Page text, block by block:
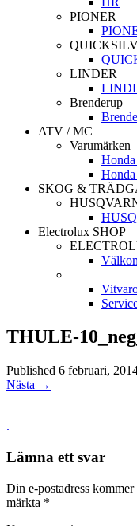
PIONER
LINDER
Brenderup
ATV / MC
Varumärken
SKOG &
Electrolux SHOP
THULE-
Published 6 februari,
Nästa →
.
Lämna ett svar
Din e-postadress
märkta *